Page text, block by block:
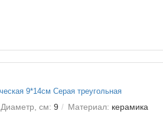
9*14см Серая треугольная
Диаметр, см: 9 Материал: керамика